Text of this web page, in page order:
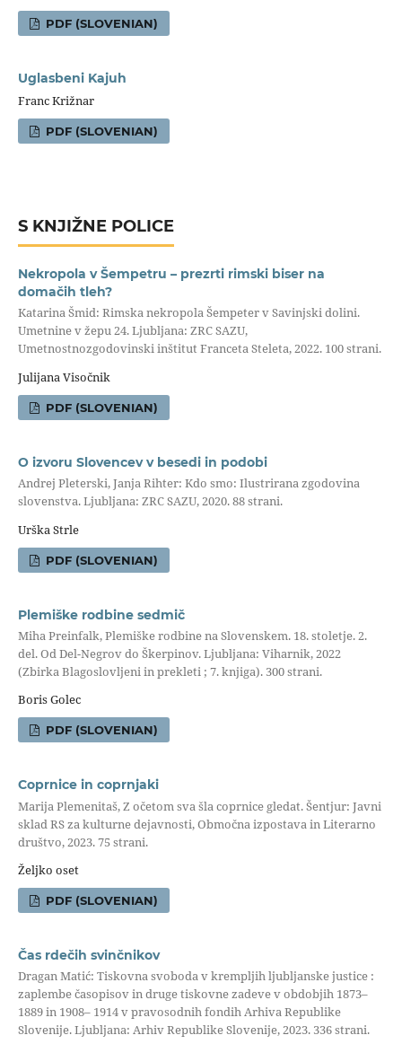
PDF (SLOVENIAN)
Uglasbeni Kajuh
Franc Križnar
PDF (SLOVENIAN)
S KNJIŽNE POLICE
Nekropola v Šempetru – prezrti rimski biser na
domačih tleh?
Katarina Šmid: Rimska nekropola Šempeter v Savinjski dolini.
Umetnine v žepu 24. Ljubljana: ZRC SAZU,
Umetnostnozgodovinski inštitut Franceta Steleta, 2022. 100 strani.
Julijana Visočnik
PDF (SLOVENIAN)
O izvoru Slovencev v besedi in podobi
Andrej Pleterski, Janja Rihter: Kdo smo: Ilustrirana zgodovina
slovenstva. Ljubljana: ZRC SAZU, 2020. 88 strani.
Urška Strle
PDF (SLOVENIAN)
Plemiške rodbine sedmič
Miha Preinfalk, Plemiške rodbine na Slovenskem. 18. stoletje. 2.
del. Od Del-Negrov do Škerpinov. Ljubljana: Viharnik, 2022
(Zbirka Blagoslovljeni in prekleti ; 7. knjiga). 300 strani.
Boris Golec
PDF (SLOVENIAN)
Coprnice in coprnjaki
Marija Plemenitaš, Z očetom sva šla coprnice gledat. Šentjur: Javni
sklad RS za kulturne dejavnosti, Območna izpostava in Literarno
društvo, 2023. 75 strani.
Željko oset
PDF (SLOVENIAN)
Čas rdečih svinčnikov
Dragan Matić: Tiskovna svoboda v krempljih ljubljanske justice :
zaplembe časopisov in druge tiskovne zadeve v obdobjih 1873–
1889 in 1908– 1914 v pravosodnih fondih Arhiva Republike
Slovenije. Ljubljana: Arhiv Republike Slovenije, 2023. 336 strani.